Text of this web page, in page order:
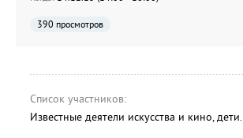
390 просмотров
Список участников:
Известные деятели искусства и кино, дети.